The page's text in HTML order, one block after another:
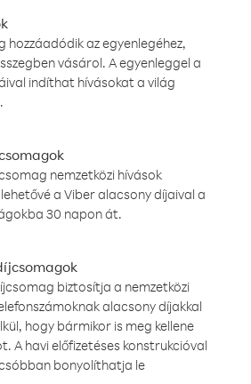
hozzáadódik az egyenlegéhez,
vásárol. A egyenleggel a
indíthat hívásokat a világ
nemzetközi hívások
a Viber alacsony díjaival a
30 napon át.
biztosítja a nemzetközi
alacsony díjakkal
hogy bármikor is meg kellene
A havi előfizetéses konstrukcióval
bonyolíthatja le